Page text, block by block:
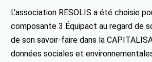
L’association RESOLIS a été choisie
composante 3 Équipact au regard de
de son savoir-faire dans la
données sociales et